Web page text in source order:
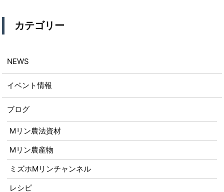
カテゴリー
NEWS
イベント情報
ブログ
Mリン農法資材
Mリン農産物
ミズホMリンチャンネル
レシピ